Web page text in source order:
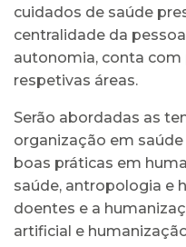
cuidados de saúde
centralidade da
autonomia, conta com
respetivas áreas.
Serão abordadas as
organização em
boas práticas em
saúde, antropologia e
doentes e a
artificial e